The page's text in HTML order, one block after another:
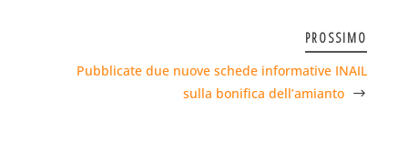
PROSSIMO
Pubblicate due nuove schede informative INAIL
sulla bonifica dell’amianto